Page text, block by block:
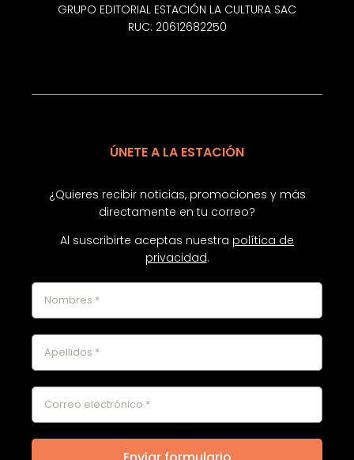
GRUPO EDITORIAL ESTACIÓN LA CULTURA SAC
RUC: 20612682250
ÚNETE A LA ESTACIÓN
¿Quieres recibir noticias, promociones y más
directamente en tu correo?
Al suscribirte aceptas nuestra política de
privacidad.